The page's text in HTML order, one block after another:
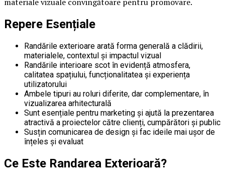
Repere Esențiale
Randările exterioare arată forma generală a clădirii,
materialele, contextul și impactul vizual
Randările interioare scot în evidență atmosfera,
calitatea spațiului, funcționalitatea și experiența
utilizatorului
Ambele tipuri au roluri diferite, dar complementare, în
vizualizarea arhitecturală
Sunt esențiale pentru marketing și ajută la prezentarea
atractivă a proiectelor către clienți, cumpărători și public
Susțin comunicarea de design și fac ideile mai ușor de
înțeles și evaluat
Ce Este Randarea Exterioară?